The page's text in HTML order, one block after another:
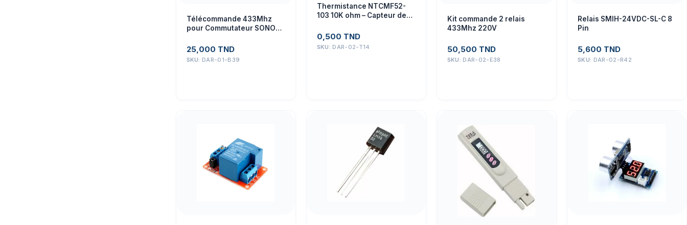
Télécommande 433Mhz
pour Commutateur SONOFF
à Distance
25,000 TND
SKU: DAR-01-B39
Thermistance NTCMF52-
103 10K ohm – Capteur de
0,500 TND
SKU: DAR-02-T14
Kit commande 2 relais
433Mhz 220V
50,500 TND
SKU: DAR-02-E38
Relais SMIH-24VDC-SL-C 8
Pin
5,600 TND
SKU: DAR-02-R42